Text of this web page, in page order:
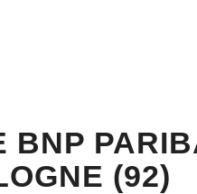
BNP
(92)